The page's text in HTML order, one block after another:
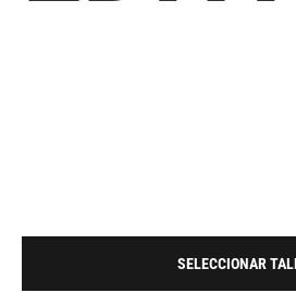
SELECCIONAR